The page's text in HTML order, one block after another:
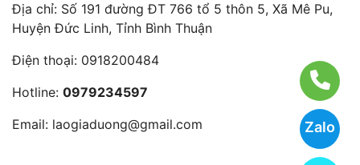
Zalo
Địa chỉ: Số 191 đường ĐT 766 tổ 5 thôn 5, Xã Mê Pu,
Huyện Đức Linh, Tỉnh Bình Thuận
Điện thoại: 0918200484
Hotline: 0979234597
Email: laogiaduong@gmail.com